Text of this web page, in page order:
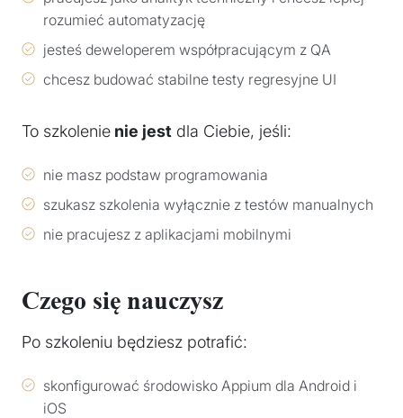
rozumieć automatyzację
jesteś deweloperem współpracującym z QA
chcesz budować stabilne testy regresyjne UI
To szkolenie nie jest dla Ciebie, jeśli:
nie masz podstaw programowania
szukasz szkolenia wyłącznie z testów manualnych
nie pracujesz z aplikacjami mobilnymi
Czego się nauczysz
Po szkoleniu będziesz potrafić:
skonfigurować środowisko Appium dla Android i
iOS